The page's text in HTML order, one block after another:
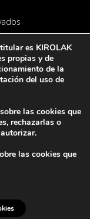
EU
es KIROLAK
propias y de
de la
del uso de
las cookies que
rechazarlas o
las cookies que